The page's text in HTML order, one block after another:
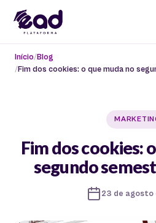
Início Blog
Fim dos cookies: o que muda no
Fim dos cookies:
segundo
23 de agosto